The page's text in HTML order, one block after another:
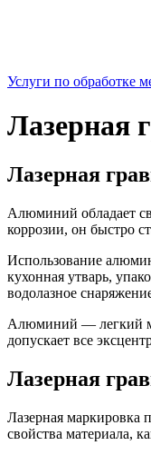
Услуги по обработке
Лазерная
Лазерная
Алюминий обладает
коррозии, он быстро
Использование
кухонная утварь,
водолазное
Алюминий — легкий
допускает все
Лазерная
Лазерная маркировка
свойства материала,